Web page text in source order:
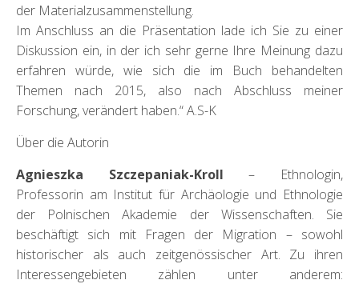
der Materialzusammenstellung.
Im Anschluss an die Präsentation lade ich Sie zu einer
Diskussion ein, in der ich sehr gerne Ihre Meinung dazu
erfahren würde, wie sich die im Buch behandelten
Themen nach 2015, also nach Abschluss meiner
Forschung, verändert haben.“ A.S-K
Über die Autorin
Agnieszka Szczepaniak-Kroll – Ethnologin,
Professorin am Institut für Archäologie und Ethnologie
der Polnischen Akademie der Wissenschaften. Sie
beschäftigt sich mit Fragen der Migration – sowohl
historischer als auch zeitgenössischer Art. Zu ihren
Interessengebieten zählen unter anderem: